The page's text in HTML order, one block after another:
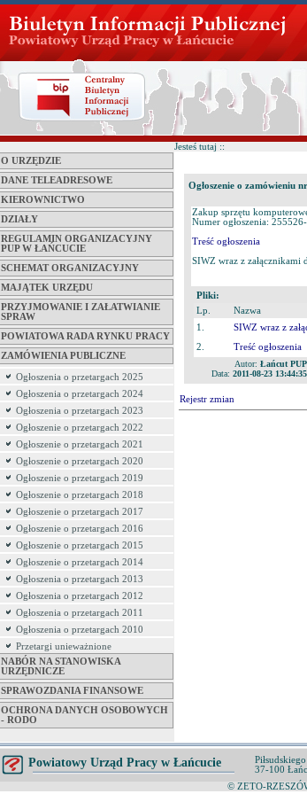
O URZĘDZIE
DANE TELEADRESOWE
KIEROWNICTWO
DZIAŁY
REGULAMIN ORGANIZACYJNY
PUP W ŁAŃCUCIE
SCHEMAT ORGANIZACYJNY
MAJĄTEK URZĘDU
PRZYJMOWANIE I ZAŁATWIANIE
SPRAW
POWIATOWA RADA RYNKU PRACY
ZAMÓWIENIA PUBLICZNE
Ogłoszenia o przetargach 2025
Ogłoszenia o przetargach 2024
Ogłoszenia o przetargach 2023
Ogłoszenie o przetargach 2022
Ogłoszenie o przetargach 2021
Ogłoszenie o przetargach 2020
Ogłoszenie o przetargach 2019
Ogłoszenie o przetargach 2018
Ogłoszenie o przetargach 2017
Ogłoszenie o przetargach 2016
Ogłoszenie o przetargach 2015
Ogłoszenie o przetargach 2014
Ogłoszenia o przetargach 2013
Ogłoszenia o przetargach 2012
Ogłoszenia o przetargach 2011
Ogłoszenia o przetargach 2010
Przetargi unieważnione
NABÓR NA STANOWISKA
URZĘDNICZE
SPRAWOZDANIA FINANSOWE
OCHRONA DANYCH OSOBOWYCH
- RODO
Jesteś tutaj ::
Ogłoszenie o zamówieniu
Zakup sprzętu
Numer ogłoszenia:
Treść ogłoszenia
SIWZ wraz z załącznikami
Pliki:
Lp. Nazwa
1.
SIWZ wraz z
2.
Treść ogłoszenia
Autor: Łańcut PUP
Data: 2011-08-23 13:44:35
Rejestr zmian
Powiatowy Urząd Pracy w Łańcucie
37-100
© ZETO-